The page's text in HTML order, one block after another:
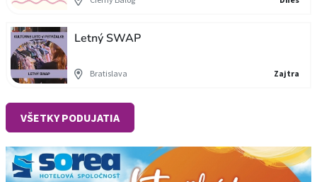
Letný SWAP
Bratislava Zajtra
VŠETKY PODUJATIA